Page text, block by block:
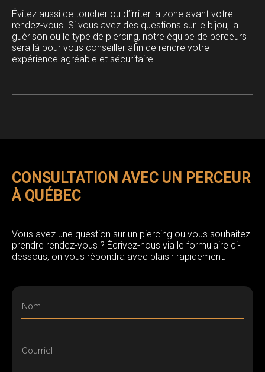
Évitez aussi de toucher ou d’irriter la zone avant votre
rendez-vous. Si vous avez des questions sur le bijou, la
guérison ou le type de piercing, notre équipe de perceurs
sera là pour vous conseiller afin de rendre votre
expérience agréable et sécuritaire.
CONSULTATION AVEC UN PERCEUR
À QUÉBEC
Vous avez une question sur un piercing ou vous souhaitez
prendre rendez-vous ? Écrivez-nous via le formulaire ci-
dessous, on vous répondra avec plaisir rapidement.